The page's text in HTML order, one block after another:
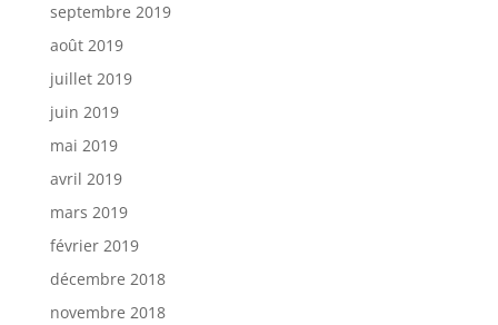
septembre 2019
août 2019
juillet 2019
juin 2019
mai 2019
avril 2019
mars 2019
février 2019
décembre 2018
novembre 2018